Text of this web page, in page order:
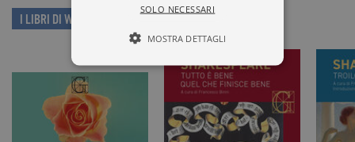
I LIBRI DI WILLIAM SHAKESPEARE
SOLO NECESSARI
MOSTRA DETTAGLI
Tecnici ed equiparati
Profilazione